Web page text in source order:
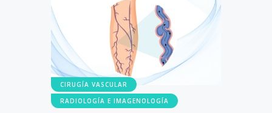
CIRUGÍA VASCULAR
RADIOLOGÍA E IMAGENOLOGÍA